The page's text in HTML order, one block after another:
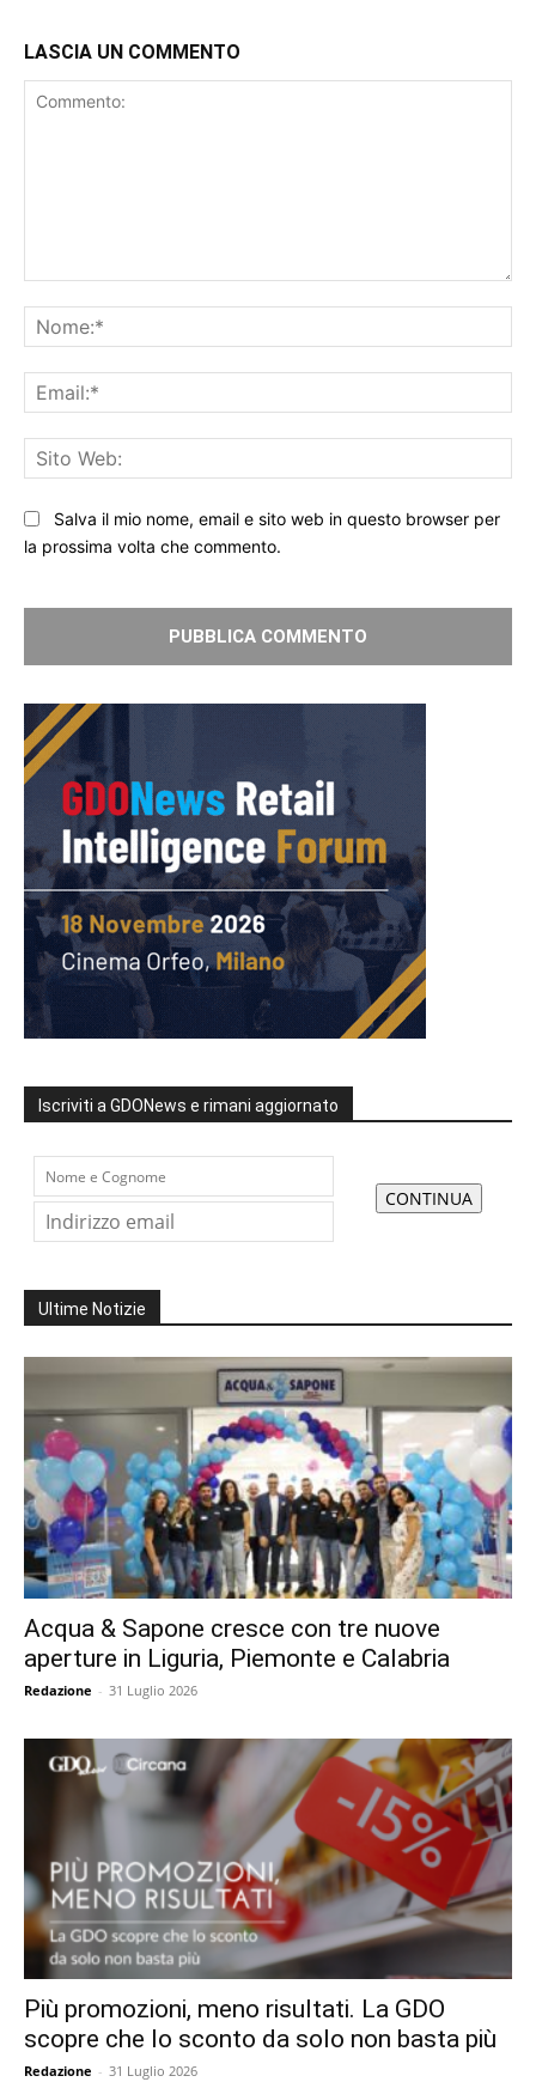
LASCIA UN COMMENTO
Salva il mio nome, email e sito web in questo browser per
la prossima volta che commento.
Iscriviti a GDONews e rimani aggiornato
Ultime Notizie
Acqua & Sapone cresce con tre nuove
aperture in Liguria, Piemonte e Calabria
Redazione - 31 Luglio 2026
Più promozioni, meno risultati. La GDO
scopre che lo sconto da solo non basta più
Redazione - 31 Luglio 2026